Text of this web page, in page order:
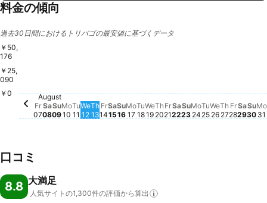
料金の傾向
過去30日間におけるトリバゴの最安値に基づくデータ
￥50,
176
￥25,
090
￥0
Friday, August 07
￥15,263
August
Fr
07
Saturday, August 08
￥18,423
Sa
08
Sunday, August 09
￥18,056
Su
09
Monday, August 10
￥15,440
Mo
10
Tuesday, August 11
￥18,792
Tu
11
Wednesday, August 12
￥19,240
We
12
Thursday, August 13
￥16,428
Th
13
Friday, August 14
￥18,217
Fr
14
Saturday, August 15
￥20,470
Sa
15
Sunday, August 16
￥18,511
Su
16
Mo
17
Tuesday, August 18
￥20,505
Tu
18
Wednesday, August 19
￥24,336
We
19
Thursday, August 20
￥19,840
Th
20
Friday, August 21
￥21,816
Fr
21
Saturday, August 22
￥21,664
Sa
22
Su
23
Monday,
￥19,187
Mo
24
Tuesday,
￥20,120
Tu
25
￥18,834
We
26
￥19,039
Th
27
Friday,
￥
Fr
28
￥
Sa
29
￥
Su
30
Mo
31
口コミ
8.8 大満足
人気サイトの1,300件の評価から算出